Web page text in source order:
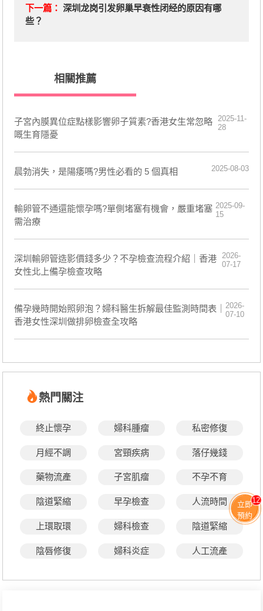
下一篇： 深圳龙岗引发卵巢早衰性闭经的原因有哪
些？
相關推薦
子宮內膜異位症點樣影響卵子質素?香港女生常忽略
嘅生育隱憂
2025-11-
28
晨勃消失，是陽痿嗎?男性必看的 5 個真相 2025-08-03
輸卵管不通還能懷孕嗎?單側堵塞有機會，嚴重堵塞
需治療
2025-09-
15
深圳輸卵管造影價錢多少？不孕檢查流程介紹｜香港
女性北上備孕檢查攻略
2026-
07-17
備孕幾時開始照卵泡？婦科醫生拆解最佳監測時間表｜
香港女性深圳做排卵檢查全攻略
2026-
07-10
熱門關注
終止懷孕 婦科腫瘤 私密修復
月經不調 宮頸疾病 落仔幾錢
藥物流產 子宮肌瘤 不孕不育
陰道緊縮 早孕檢查 人流時間
上環取環 婦科檢查 陰道緊縮
陰唇修復 婦科炎症 人工流產
立即
預約
12